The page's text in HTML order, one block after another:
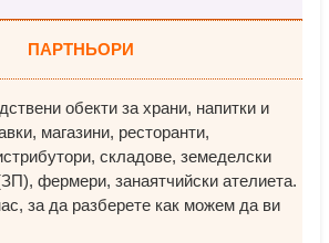
ПАРТНЬОРИ
обекти за храни, напитки и
магазини, ресторанти,
складове, земеделски
фермери, занаятчийски ателиета.
за да разберете как можем да ви